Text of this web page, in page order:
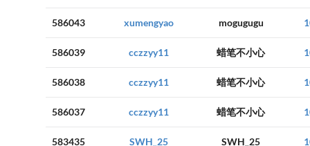
586043 xumengyao mogugugu
586039 cczzyy11 蜡笔不小心
586038 cczzyy11 蜡笔不小心
586037 cczzyy11 蜡笔不小心
583435 SWH_25 SWH_25